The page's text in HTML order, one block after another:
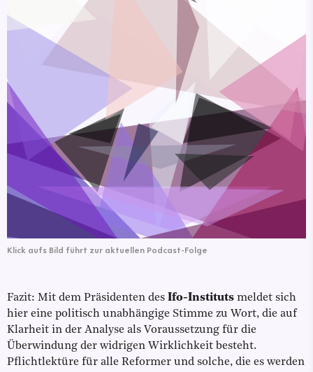
Klick aufs Bild führt zur aktuellen Podcast-Folge
Fazit: Mit dem Präsidenten des Ifo-Instituts meldet sich
hier eine politisch unabhängige Stimme zu Wort, die auf
Klarheit in der Analyse als Voraussetzung für die
Überwindung der widrigen Wirklichkeit besteht.
Pflichtlektüre für alle Reformer und solche, die es werden